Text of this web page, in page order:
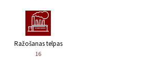
Ražošanas telpas
16